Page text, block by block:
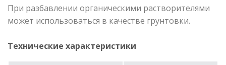
При разбавлении органическими растворителями
может использоваться в качестве грунтовки.
Технические характеристики